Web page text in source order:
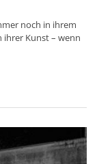
noch in ihrem
Kunst – wenn